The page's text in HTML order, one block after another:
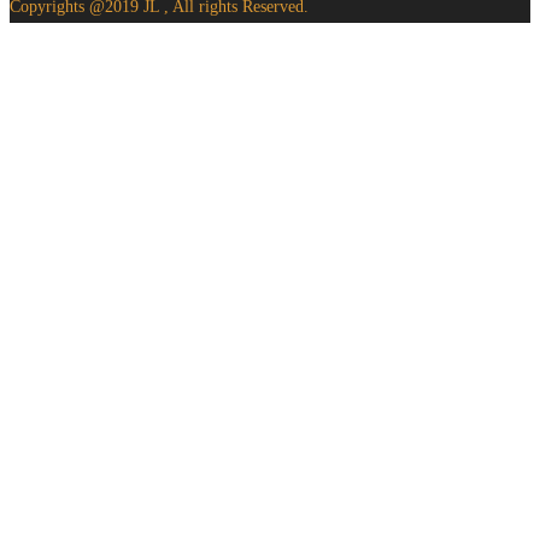
Copyrights @2019 JL , All rights Reserved.